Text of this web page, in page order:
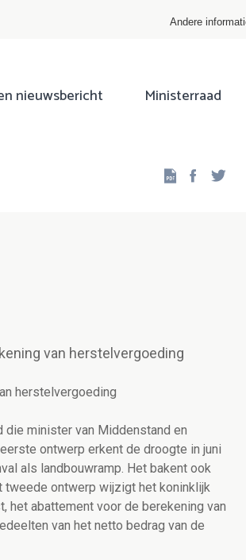
Andere
nieuwsbericht Ministerraad
van herstelvergoeding
herstelvergoeding
die minister van Middenstand en
ontwerp erkent de droogte in juni
als landbouwramp. Het bakent ook
tweede ontwerp wijzigt het koninklijk
het abattement voor de berekening van
van het netto bedrag van de